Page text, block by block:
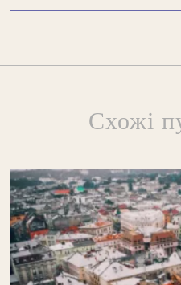
Схожі